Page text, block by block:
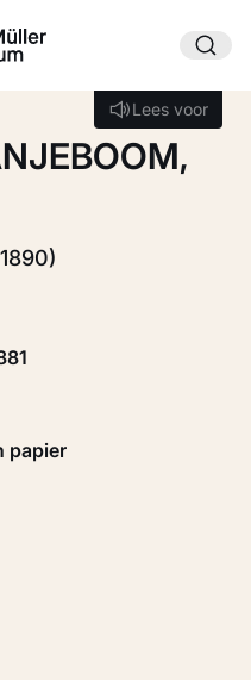
Lees voor
Lees voor
papier